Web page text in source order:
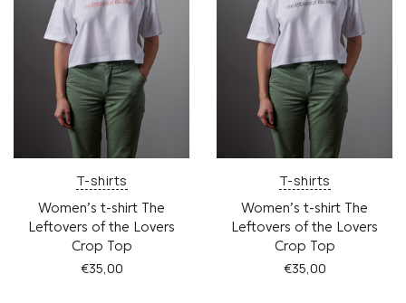
μπορούν
να
επιλεγούν
στη
σελίδα
του
προϊόντος
μπορούν
να
επιλεγούν
στη
σελίδα
του
προϊόντος
T-shirts
Women’s t-shirt The
Leftovers of the Lovers
Crop Top
€35,00
T-shirts
Women’s t-shirt The
Leftovers of the Lovers
Crop Top
€35,00